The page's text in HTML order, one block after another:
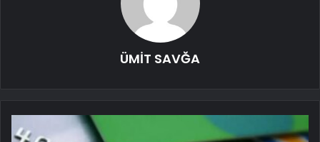
ÜMİT SAVĞA